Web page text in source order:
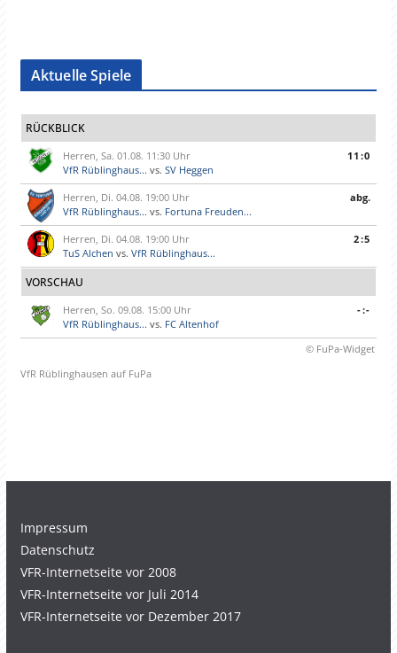
Aktuelle Spiele
RÜCKBLICK
Herren, Sa. 01.08. 11:30 Uhr
VfR Rüblinghaus... vs. SV Heggen
11:0
Herren, Di. 04.08. 19:00 Uhr
VfR Rüblinghaus... vs. Fortuna Freuden...
abg.
Herren, Di. 04.08. 19:00 Uhr
TuS Alchen vs. VfR Rüblinghaus...
2:5
VORSCHAU
Herren, So. 09.08. 15:00 Uhr
VfR Rüblinghaus... vs. FC Altenhof
-:-
© FuPa-Widget
VfR Rüblinghausen auf FuPa
Impressum
Datenschutz
VFR-Internetseite vor 2008
VFR-Internetseite vor Juli 2014
VFR-Internetseite vor Dezember 2017